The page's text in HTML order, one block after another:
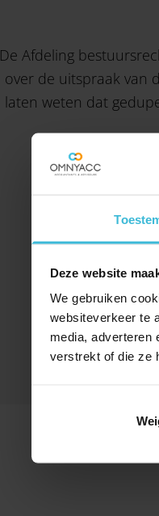
Deze website
We gebruiken
websiteverkeer te
media, adverteren
verstrekt of die ze
De Afdeling
over de uitspraak van
laten weten dat